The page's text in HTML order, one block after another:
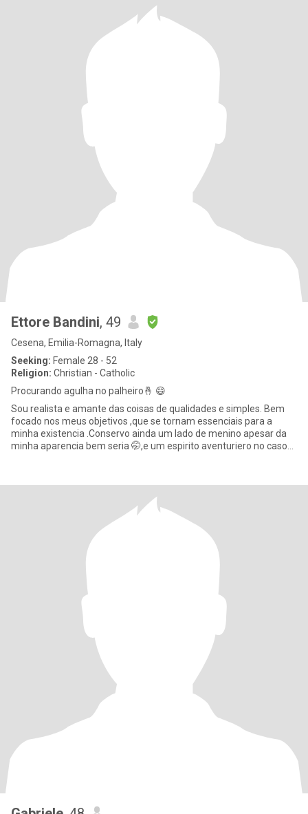
Ettore Bandini, 49
Cesena, Emilia-Romagna, Italy
Seeking: Female 28 - 52
Religion: Christian - Catholic
Procurando agulha no palheiro🤞 😄
Sou realista e amante das coisas de qualidades e simples. Bem
focado nos meus objetivos ,que se tornam essenciais para a
minha existencia .Conservo ainda um lado de menino apesar da
minha aparencia bem seria 🤭,e um espirito aventuriero no caso